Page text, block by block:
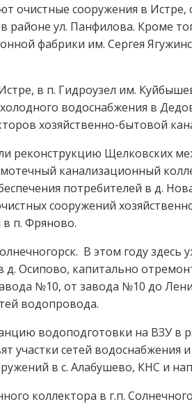
очистные сооружения в
районе ул. Панфилова. Кроме
фабрики им. Сергея
в п. Гидроузел им.
водоснабжения в
хозяйственно-бытовой
реконструкцию Щелковских
канализационный
потребителей в д.
сооружений
в п. Фряново.
В этом году
д. Осипово, капитально
№10, от завода №10 до
водопровода.
водоподготовки на ВЗУ в
участки сетей
в с. Алабушево, КНС и
коллектора в г.п.